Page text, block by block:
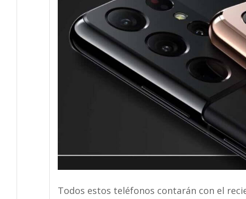
Todos estos teléfonos contarán con el